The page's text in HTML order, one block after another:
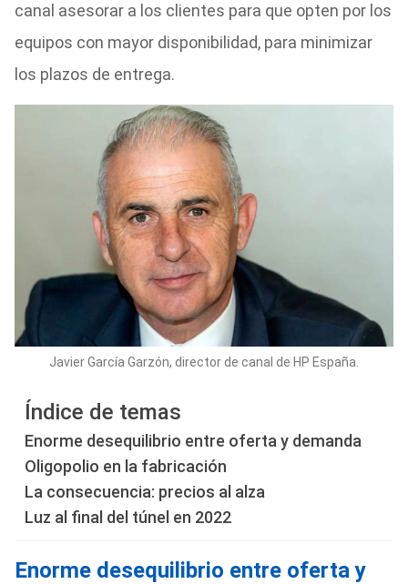
canal asesorar a los clientes para que opten por los
equipos con mayor disponibilidad, para minimizar
los plazos de entrega.
Javier García Garzón, director de canal de HP España.
Índice de temas
Enorme desequilibrio entre oferta y demanda
Oligopolio en la fabricación
La consecuencia: precios al alza
Luz al final del túnel en 2022
Enorme desequilibrio entre oferta y